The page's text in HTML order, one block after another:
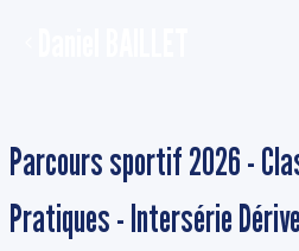
Parcours sportif 2026 -
Pratiques - Intersérie